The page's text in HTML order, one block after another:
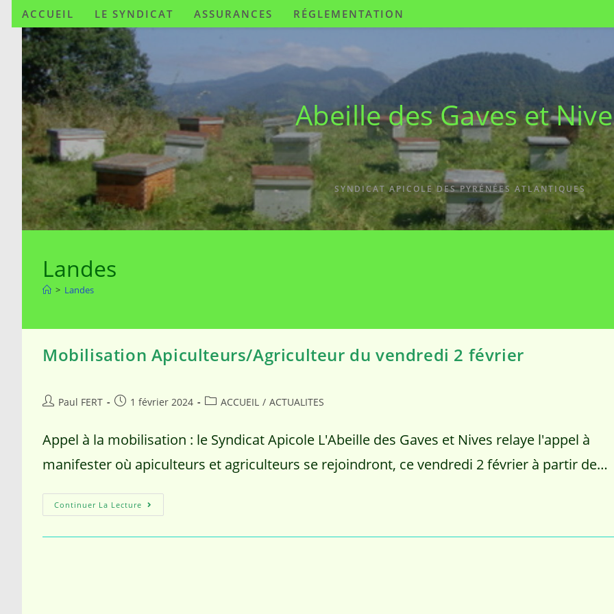
ACCUEIL LE SYNDICAT ASSURANCES RÉGLEMENTATION
Abeille des Gaves et
SYNDICAT APICOLE DES PYRÉNÉES ATLANTIQUES
Landes
> Landes
Mobilisation Apiculteurs/Agriculteur du vendredi 2 février
Paul FERT 1 février 2024 ACCUEIL / ACTUALITES
Appel à la mobilisation : le Syndicat Apicole L'Abeille des Gaves et Nives relaye l'appel à
manifester où apiculteurs et agriculteurs se rejoindront, ce vendredi 2 février à partir de…
Continuer La Lecture